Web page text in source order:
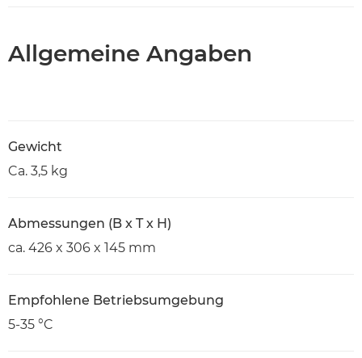
Allgemeine Angaben
Gewicht
Ca. 3,5 kg
Abmessungen (B x T x H)
ca. 426 x 306 x 145 mm
Empfohlene Betriebsumgebung
5-35 °C